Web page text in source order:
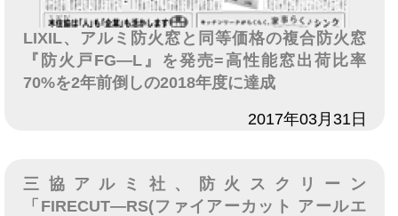
LIXIL、アルミ防火窓と同等価格の複合防火窓
『防火戸FG―L』を発売=高性能窓出荷比率
70%を2年前倒しの2018年度に達成
2017年03月31日
三協アルミ社、防火スクリーン
「FIRECUT―RS(ファイアーカット アールエ